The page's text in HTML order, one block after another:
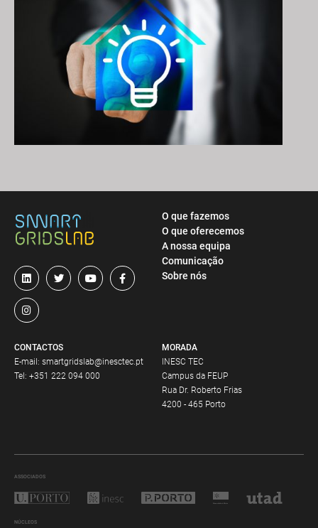
MORADA
INESC TEC
Campus da FEUP
Rua Dr. Roberto Frias
4200 - 465 Porto
CONTACTOS
E-mail: smartgridslab@inesctec.pt
Tel: +351 222 094 000
O que fazemos
O que oferecemos
A nossa equipa
Comunicação
Sobre nós
ASSOCIADOS
NÚCLEOS